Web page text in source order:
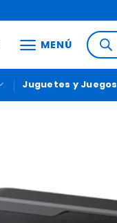
MENÚ
Juguetes y Juegos